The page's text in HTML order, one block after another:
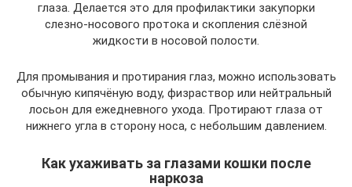
глаза. Делается это для профилактики закупорки
слезно-носового протока и скопления слёзной
жидкости в носовой полости.
Для промывания и протирания глаз, можно использовать
обычную кипячёную воду, физраствор или нейтральный
лосьон для ежедневного ухода. Протирают глаза от
нижнего угла в сторону носа, с небольшим давлением.
Как ухаживать за глазами кошки после
наркоза